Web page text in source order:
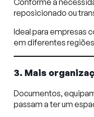
Conforme a
reposicionado ou
Ideal para empresas
em diferentes
3. Mais
Documentos,
passam a ter um